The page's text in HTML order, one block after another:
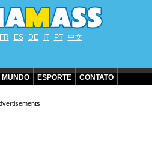
FR ES DE IT PT 中文
MUNDO ESPORTE CONTATO